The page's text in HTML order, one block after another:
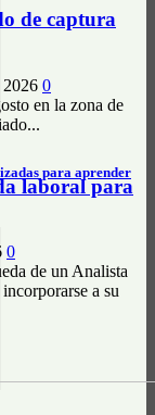
para aprender
de captura
2026 0
en la zona de
laboral para
0
de un Analista
a su